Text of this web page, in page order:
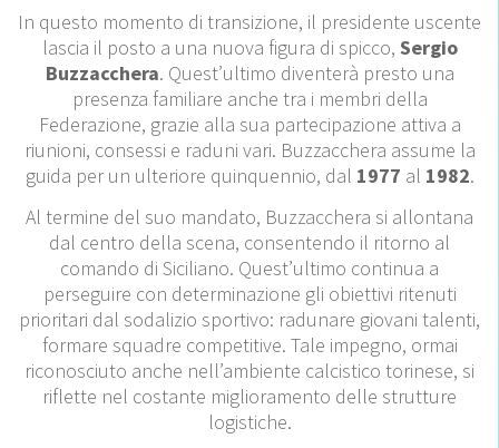
In questo momento di transizione, il presidente uscente
lascia il posto a una nuova figura di spicco, Sergio
Buzzacchera. Quest’ultimo diventerà presto una
presenza familiare anche tra i membri della
Federazione, grazie alla sua partecipazione attiva a
riunioni, consessi e raduni vari. Buzzacchera assume la
guida per un ulteriore quinquennio, dal 1977 al 1982.
Al termine del suo mandato, Buzzacchera si allontana
dal centro della scena, consentendo il ritorno al
comando di Siciliano. Quest’ultimo continua a
perseguire con determinazione gli obiettivi ritenuti
prioritari dal sodalizio sportivo: radunare giovani talenti,
formare squadre competitive. Tale impegno, ormai
riconosciuto anche nell’ambiente calcistico torinese, si
riflette nel costante miglioramento delle strutture
logistiche.